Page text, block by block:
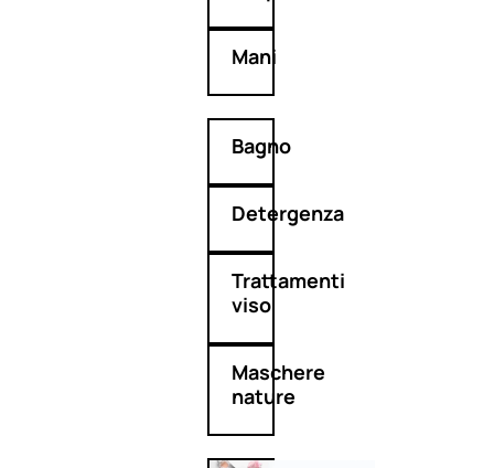
Mani
Bagno
Detergenza
Trattamenti
viso
Maschere
nature